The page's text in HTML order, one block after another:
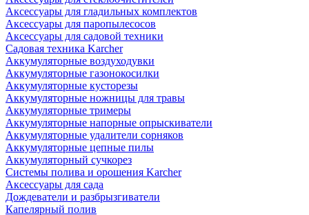
Аксессуары для гладильных комплектов
Аксессуары для паропылесосов
Аксессуары для садовой техники
Садовая техника Karcher
Аккумуляторные воздуходувки
Аккумуляторные газонокосилки
Аккумуляторные кусторезы
Аккумуляторные ножницы для травы
Аккумуляторные тримеры
Аккумуляторные напорные опрыскиватели
Аккумуляторные удалители сорняков
Аккумуляторные цепные пилы
Аккумуляторный сучкорез
Системы полива и орошения Karcher
Аксессуары для сада
Дождеватели и разбрызгиватели
Капелярный полив